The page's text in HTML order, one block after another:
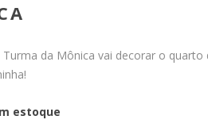
da Mônica vai decorar o quarto
estoque